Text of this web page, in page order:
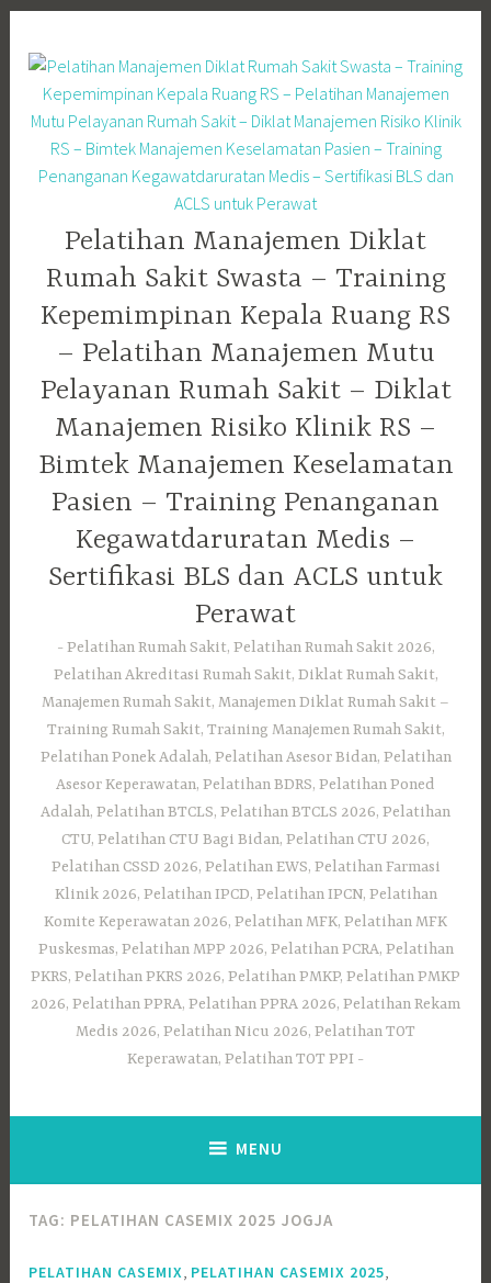
Skip
content
Pelatihan Manajemen Diklat
Rumah Sakit Swasta – Training
Kepemimpinan Kepala Ruang RS
– Pelatihan Manajemen Mutu
Pelayanan Rumah Sakit – Diklat
Manajemen Risiko Klinik RS –
Bimtek Manajemen Keselamatan
Pasien – Training Penanganan
Kegawatdaruratan Medis –
Sertifikasi BLS dan ACLS untuk
Perawat
Pelatihan Rumah Sakit, Pelatihan Rumah Sakit 2026,
Pelatihan Akreditasi Rumah Sakit, Diklat Rumah Sakit,
Manajemen Rumah Sakit, Manajemen Diklat Rumah Sakit –
Training Rumah Sakit, Training Manajemen Rumah Sakit,
Pelatihan Ponek Adalah, Pelatihan Asesor Bidan, Pelatihan
Asesor Keperawatan, Pelatihan BDRS, Pelatihan Poned
Adalah, Pelatihan BTCLS, Pelatihan BTCLS 2026, Pelatihan
CTU, Pelatihan CTU Bagi Bidan, Pelatihan CTU 2026,
Pelatihan CSSD 2026, Pelatihan EWS, Pelatihan Farmasi
Klinik 2026, Pelatihan IPCD, Pelatihan IPCN, Pelatihan
Komite Keperawatan 2026, Pelatihan MFK, Pelatihan MFK
Puskesmas, Pelatihan MPP 2026, Pelatihan PCRA, Pelatihan
PKRS, Pelatihan PKRS 2026, Pelatihan PMKP, Pelatihan PMKP
2026, Pelatihan PPRA, Pelatihan PPRA 2026, Pelatihan Rekam
Medis 2026, Pelatihan Nicu 2026, Pelatihan TOT
Keperawatan, Pelatihan TOT PPI
MENU
TAG: PELATIHAN CASEMIX 2025 JOGJA
PELATIHAN CASEMIX PELATIHAN CASEMIX 2025